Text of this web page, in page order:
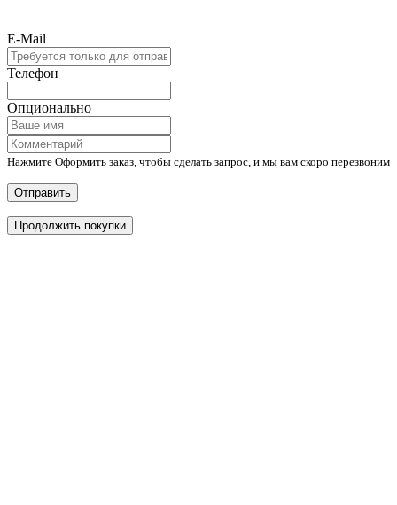
E-Mail
Телефон
Опционально
Нажмите Оформить заказ, чтобы сделать запрос, и мы вам скоро перезвоним
Отправить
Продолжить покупки